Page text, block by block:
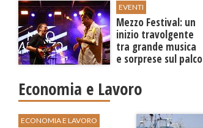
EVENTI
Mezzo Festival: un
inizio travolgente
tra grande musica
e sorprese sul palco
Economia e Lavoro
ECONOMIA E LAVORO